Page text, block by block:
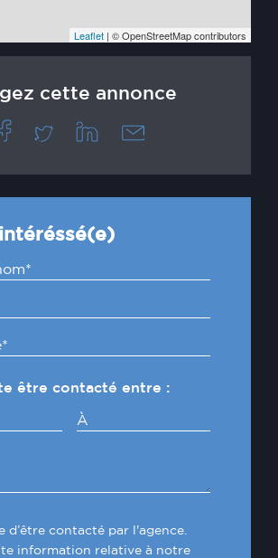
Leaflet | © OpenStreetMap contributors
cette annonce
être contacté entre :
À
d’être contacté par l'agence.
information relative à notre